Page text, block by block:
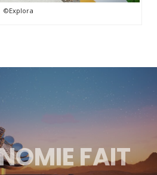
©Explora
FAIT